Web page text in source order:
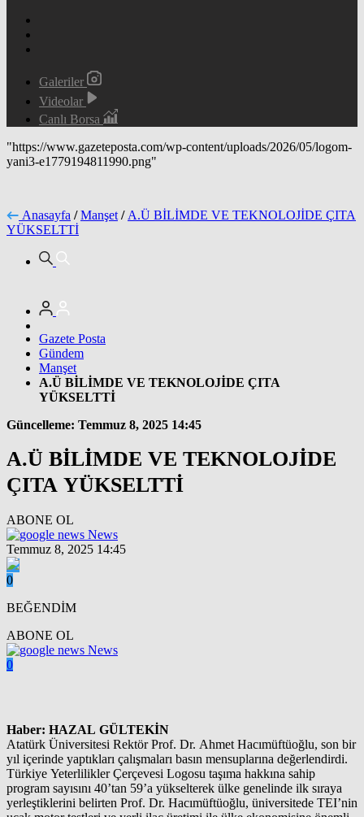
Galeriler
Videolar
Canlı Borsa
"https://www.gazeteposta.com/wp-content/uploads/2026/05/logom-
yani3-e1779194811990.png"
Anasayfa / Manşet / A.Ü BİLİMDE VE TEKNOLOJİDE ÇITA
YÜKSELTTİ
Gazete Posta
Gündem
Manşet
A.Ü BİLİMDE VE TEKNOLOJİDE ÇITA
YÜKSELTTİ
Güncelleme: Temmuz 8, 2025 14:45
A.Ü BİLİMDE VE TEKNOLOJİDE
ÇITA YÜKSELTTİ
ABONE OL
News
Temmuz 8, 2025 14:45
0
BEĞENDİM
ABONE OL
News
0
Haber: HAZAL GÜLTEKİN
Atatürk Üniversitesi Rektör Prof. Dr. Ahmet Hacımüftüoğlu, son bir
yıl içerinde yaptıkları çalışmaları basın mensuplarına değerlendirdi.
Türkiye Yeterlilikler Çerçevesi Logosu taşıma hakkına sahip
program sayısını 40’tan 59’a yükselterek ülke genelinde ilk sıraya
yerleştiklerini belirten Prof. Dr. Hacımüftüoğlu, üniversitede TEI’nin